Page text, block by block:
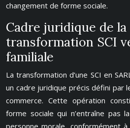
changement de forme sociale.
Cadre juridique de la
transformation SCI
familiale
La transformation d’une SCI en
un cadre juridique précis défini par
commerce. Cette opération
forme sociale qui n’entraîne pas
personne morale, conformément à